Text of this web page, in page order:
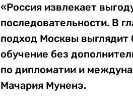
«Россия извлекает
последовательности. В
подход Москвы выглядит
обучение без
по дипломатии и
Мачария Муненэ.